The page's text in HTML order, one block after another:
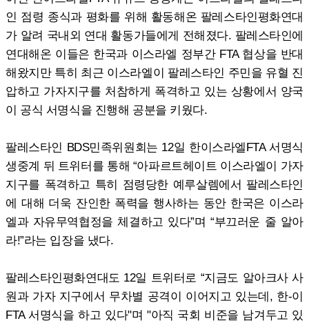
인 점령 종식과 평화를 위해 활동해온 팔레스타인평화연대
가 알려 국내외 연대 활동가들에게 전해졌다. 팔레스타인에
연대해온 이들은 한국과 이스라엘 정부간 FTA 협상을 반대
해왔지만 특히 최근 이스라엘이 팔레스타인 주민을 유혈 진
압하고 가자지구를 처참하게 폭격하고 있는 상황에서 양국
이 공식 서명식을 진행해 공분을 키웠다.
팔레스타인 BDS민족위원회는 12일 한이스라엘FTA 서명식
생중계 뒤 트위터를 통해 “아파르트헤이트 이스라엘이 가자
지구를 폭격하고 특히 점령당한 예루살렘에서 팔레스타인
에 대해 더욱 잔인한 폭력을 행사하는 동안 한국은 이스라
엘과 자유무역협정을 체결하고 있다”며 “부끄러운 줄 알아
라!”라는 입장을 냈다.
팔레스타인평화연대도 12일 트위터로 “지금도 알아크사 사
원과 가자 지구에서 무차별 공격이 이어지고 있는데, 한-이
FTA 서명식을 하고 있다"며 "아직 국회 비준을 남겨두고 있